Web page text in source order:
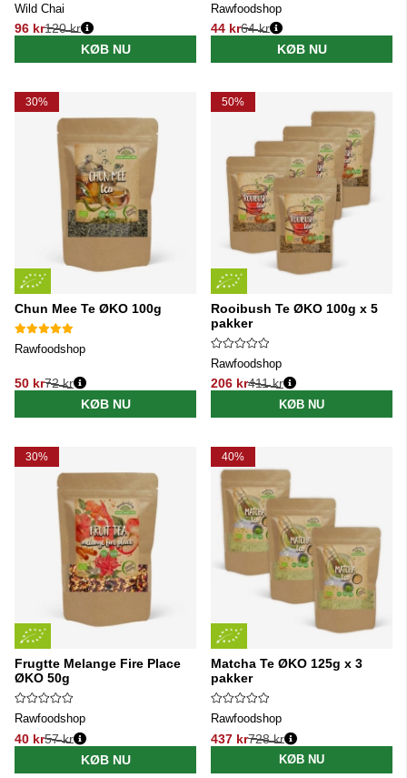
Wild Chai
96 kr
Normalpris:
120 kr
KØB NU
Rawfoodshop
44 kr
Normalpris:
64 kr
KØB NU
30%
Chun Mee Te ØKO 100g
Rawfoodshop
50 kr
Normalpris:
72 kr
KØB NU
50%
Rooibush Te ØKO 100g x 5
pakker
Rawfoodshop
206 kr
Normalpris:
411 kr
KØB NU
30%
Frugtte Melange Fire Place
ØKO 50g
Rawfoodshop
40 kr
Normalpris:
57 kr
KØB NU
40%
Matcha Te ØKO 125g x 3
pakker
Rawfoodshop
437 kr
Normalpris:
728 kr
KØB NU